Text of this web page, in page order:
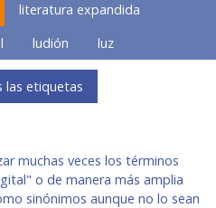
literatura expandida
ludión luz
las etiquetas
muchas veces los términos
o de manera más amplia
sinónimos aunque no lo sean